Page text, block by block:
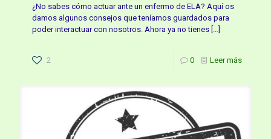
¿No sabes cómo actuar ante un enfermo de ELA? Aquí os
damos algunos consejos que teníamos guardados para
poder interactuar con nosotros. Ahora ya no tienes […]
2 0 Leer más